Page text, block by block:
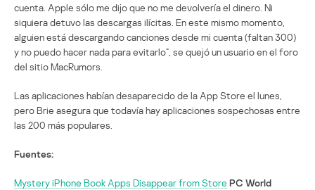
cuenta. Apple sólo me dijo que no me devolvería el dinero. Ni
siquiera detuvo las descargas ilícitas. En este mismo momento,
alguien está descargando canciones desde mi cuenta (faltan 300)
y no puedo hacer nada para evitarlo”, se quejó un usuario en el foro
del sitio MacRumors.
Las aplicaciones habían desaparecido de la App Store el lunes,
pero Brie asegura que todavía hay aplicaciones sospechosas entre
las 200 más populares.
Fuentes:
Mystery iPhone Book Apps Disappear from Store PC World